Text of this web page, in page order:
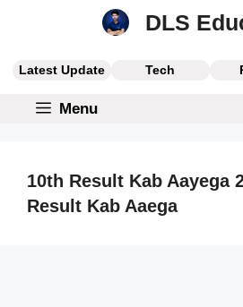
DLS
Latest Update Tech
Menu
10th Result Kab Aayega
Result Kab Aaega